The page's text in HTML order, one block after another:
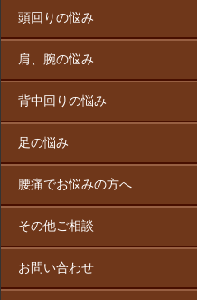
頭回りの悩み
肩、腕の悩み
背中回りの悩み
足の悩み
腰痛でお悩みの方へ
その他ご相談
お問い合わせ